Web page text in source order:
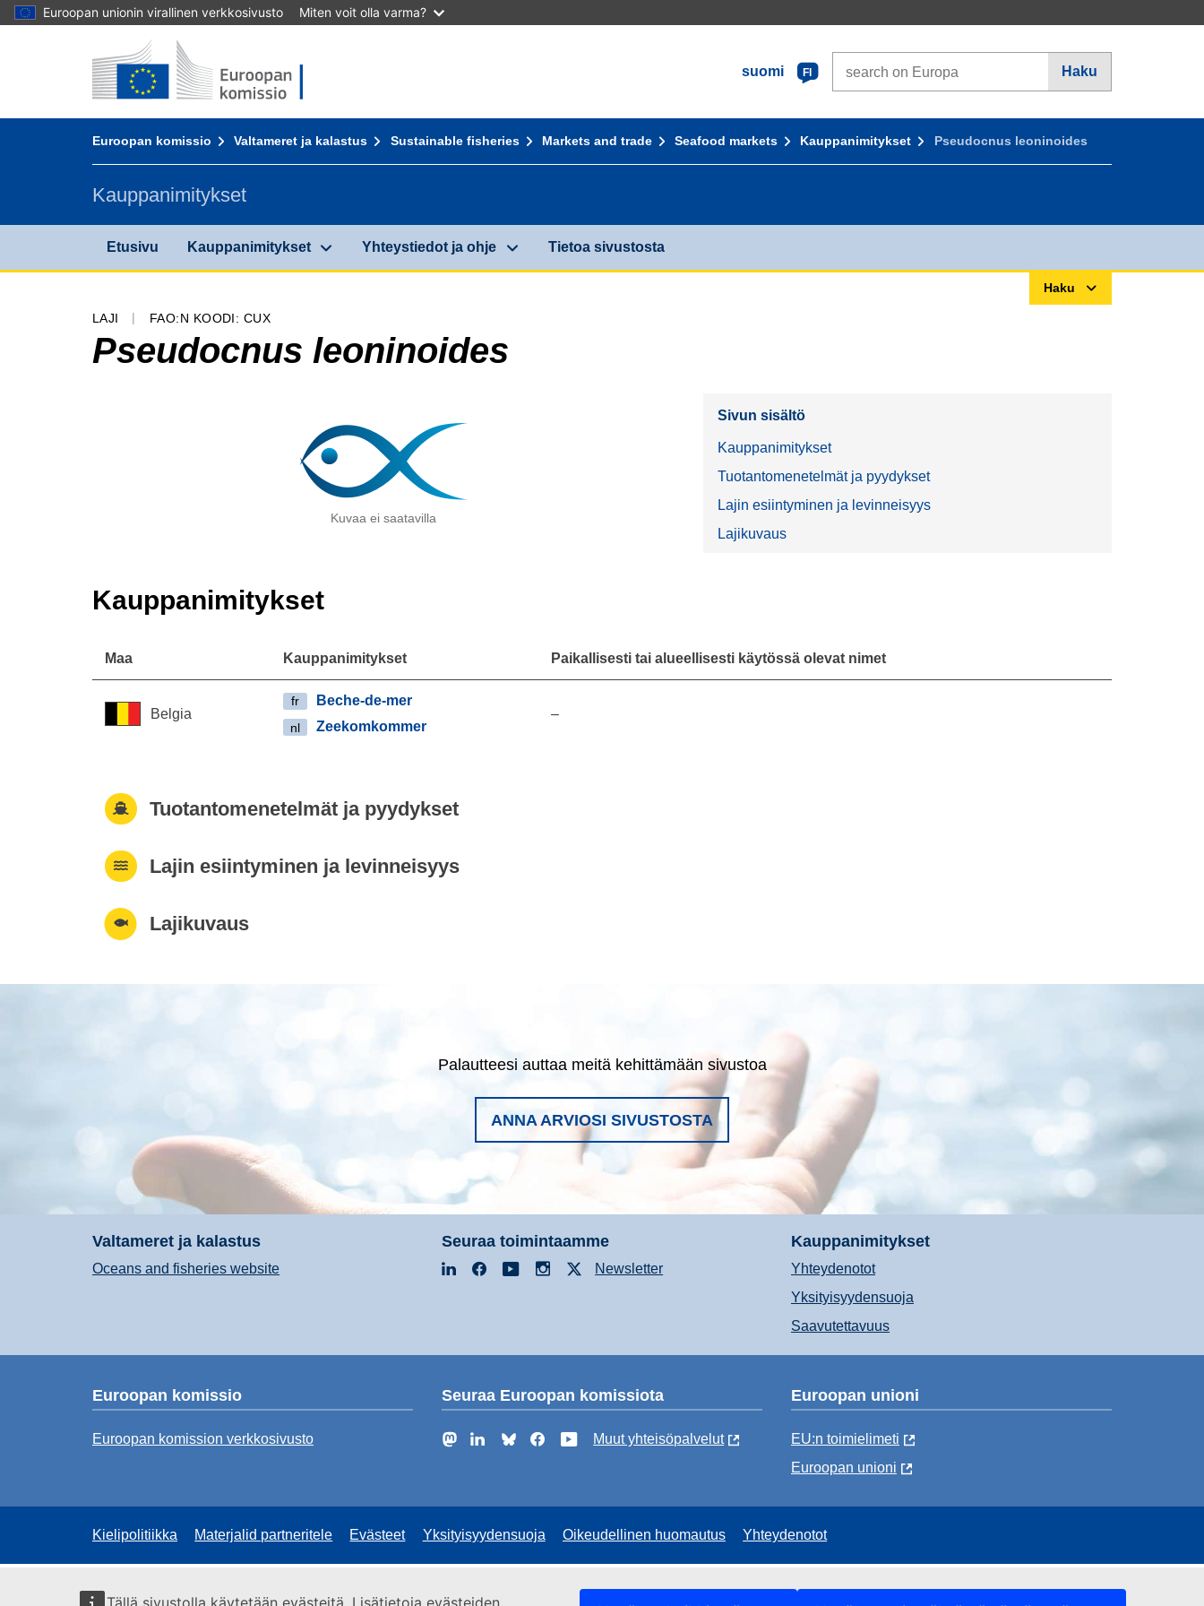
Euroopan unionin virallinen verkkosivusto Miten voit olla varma?
Tällä sivustolla käytetään evästeitä. Lisätietoja evästeiden
Etusivu - Euroopan komissio
suomi
FI Haku
Euroopan komissio Valtameret ja kalastus Sustainable fisheries Markets and trade Seafood markets Kauppanimitykset Pseudocnus leoninoides
Kauppanimitykset
Etusivu Kauppanimitykset Yhteystiedot ja ohje Tietoa sivustosta
Haku
LAJI FAO:N KOODI: CUX
Pseudocnus leoninoides
Kuvaa ei saatavilla
Sivun sisältö
Kauppanimitykset
Tuotantomenetelmät ja pyydykset
Lajin esiintyminen ja levinneisyys
Lajikuvaus
Kauppanimitykset
Maa Kauppanimitykset Paikallisesti tai alueellisesti käytössä olevat nimet
Belgia
fr Beche-de-mer
nl Zeekomkommer
–
Tuotantomenetelmät ja pyydykset
Lajin esiintyminen ja levinneisyys
Lajikuvaus
Palautteesi auttaa meitä kehittämään sivustoa
ANNA ARVIOSI SIVUSTOSTA
Valtameret ja kalastus
Oceans and fisheries website
Seuraa toimintaamme
LinkedInFacebookYouTubeInstagramNewsletter
Kauppanimitykset
Yhteydenotot
Yksityisyydensuoja
Saavutettavuus
Euroopan komissio
Euroopan komission verkkosivusto
Seuraa Euroopan komissiota
MastodonLinkedInBlueskyFacebookYouTube
Muut yhteisöpalvelut
Euroopan unioni
EU:n toimielimeti
Euroopan unioni
Kielipolitiikka Materjalid partneritele Evästeet Yksityisyydensuoja Oikeudellinen huomautus Yhteydenotot